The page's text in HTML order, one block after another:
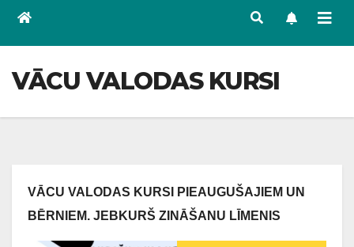
VĀCU VALODAS KURSI
VĀCU VALODAS KURSI PIEAUGUŠAJIEM UN
BĒRNIEM. JEBKURŠ ZINĀŠANU LĪMENIS